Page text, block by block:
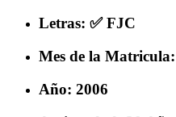
Letras: ✅ FJC
Mes de la
Año: 2006